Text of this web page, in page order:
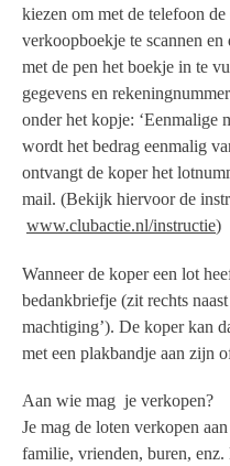
kiezen om met de telefoon
verkoopboekje te scannen
met de pen het boekje in te
gegevens en
onder het kopje: ‘Eenmalige
wordt het bedrag eenmalig
ontvangt de koper het
mail. (Bekijk hiervoor de
www.clubactie.nl/instructie)
Wanneer de koper een lot
bedankbriefje (zit rechts
machtiging’). De koper kan
met een plakbandje aan zijn
Aan wie mag je verkopen?
Je mag de loten verkopen
familie, vrienden, buren, enz.